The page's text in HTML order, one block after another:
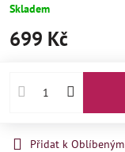
Skladem
699 Kč
Přidat k Oblíbeným